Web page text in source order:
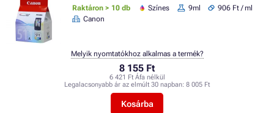
Raktáron > 10 db Színes 9ml
906 Ft / ml
Canon
8 155 Ft
6 421 Ft Áfa nélkül
Legalacsonyabb ár az elmúlt 30 napban: 8 005 Ft
Kosárba
Melyik nyomtatókhoz alkalmas a termék?